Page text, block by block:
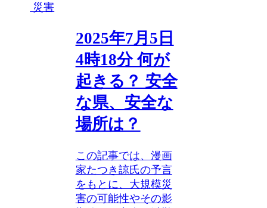
災害
2025年7月5日
4時18分 何が
起きる？ 安全
な県、安全な
場所は？
この記事では、漫画
家たつき諒氏の予言
をもとに、大規模災
害の可能性やその影